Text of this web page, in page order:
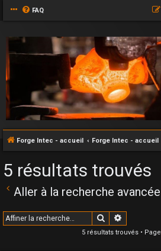
FAQ
Forge Intec - accueil Forge Intec - accueil
5 résultats trouvés
Aller à la recherche avancée
Rechercher
5 résultats trouvés • Page